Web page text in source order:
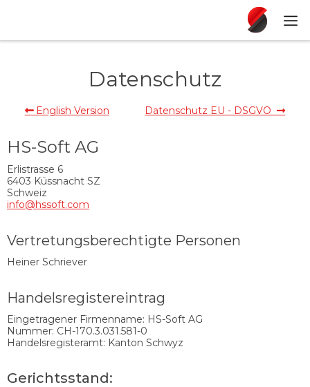
Datenschutz
English Version Datenschutz EU - DSGVO
HS-Soft AG
Erlistrasse 6
6403 Küssnacht SZ
Schweiz
info@hssoft.com
Vertretungsberechtigte Personen
Heiner Schriever
Handelsregistereintrag
Eingetragener Firmenname: HS-Soft AG
Nummer: CH-170.3.031.581-0
Handelsregisteramt: Kanton Schwyz
Gerichtsstand: